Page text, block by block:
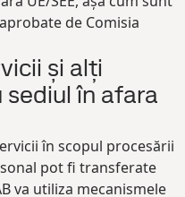
de Comisia
și alți
în afara
în scopul procesării
pot fi transferate
va utiliza mecanismele